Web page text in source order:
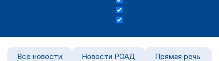
Все новости Новости РОАД Прямая речь